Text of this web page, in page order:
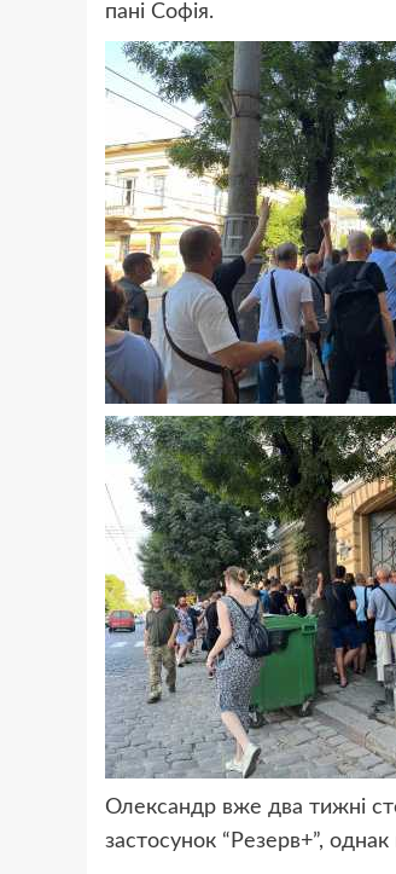
пані Софія.
Олександр вже два тижні
застосунок “Резерв+”,